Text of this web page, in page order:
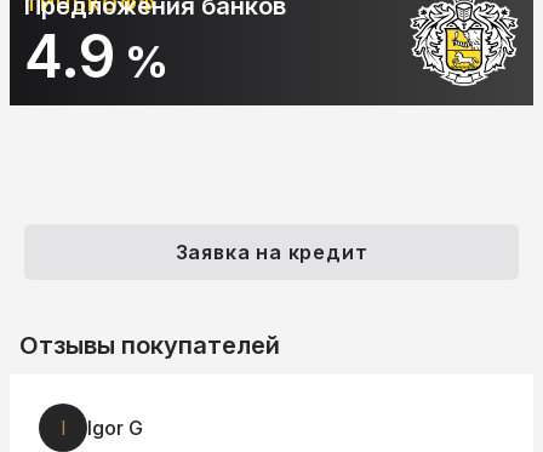
4.9 %
Предложения банков
Заявка на кредит
Отзывы покупателей
I Igor G